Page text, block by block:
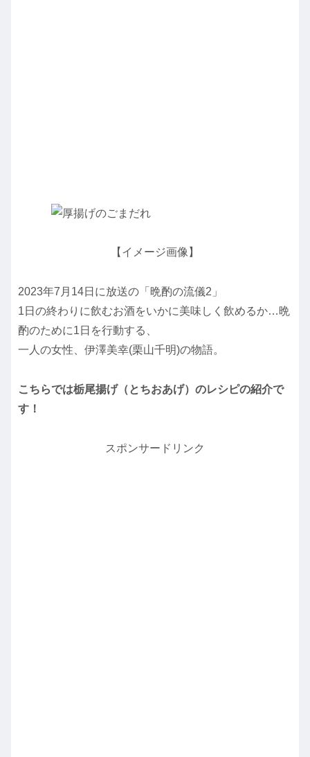
【イメージ画像】
2023年7月14日に放送の「晩酌の流儀2」
1日の終わりに飲むお酒をいかに美味しく飲めるか…晩
酌のために1日を行動する、
一人の女性、伊澤美幸(栗山千明)の物語。
こちらでは栃尾揚げ（とちおあげ）のレシピの紹介で
す！
スポンサードリンク